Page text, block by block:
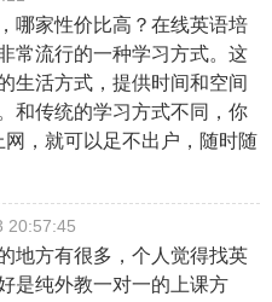
哪家性价比高？在线英语培
常流行的一种学习方式。这
生活方式，提供时间和空间
和传统的学习方式不同，你
网，就可以足不出户，随时随
20:57:45
地方有很多，个人觉得找英
是纯外教一对一的上课方